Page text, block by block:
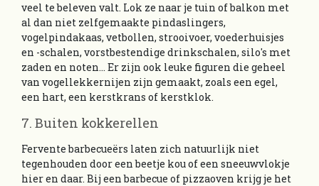
veel te beleven valt. Lok ze naar je tuin of balkon met
al dan niet zelfgemaakte pindaslingers,
vogelpindakaas, vetbollen, strooivoer, voederhuisjes
en -schalen, vorstbestendige drinkschalen, silo's met
zaden en noten... Er zijn ook leuke figuren die geheel
van vogellekkernijen zijn gemaakt, zoals een egel,
een hart, een kerstkrans of kerstklok.
7. Buiten kokkerellen
Fervente barbecueërs laten zich natuurlijk niet
tegenhouden door een beetje kou of een sneeuwvlokje
hier en daar. Bij een barbecue of pizzaoven krijg je het